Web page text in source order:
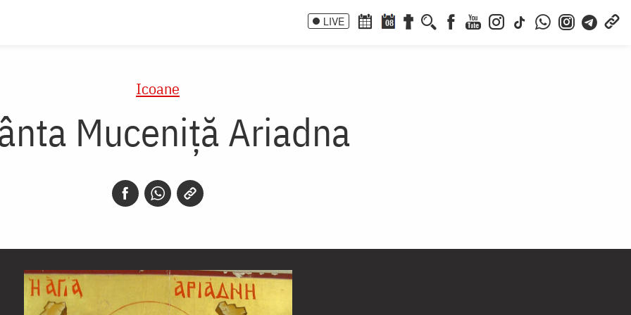
LIVE 08
Icoane
Muceniţă Ariadna